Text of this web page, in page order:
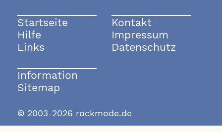
Startseite
Hilfe
Links
Kontakt
Impressum
Datenschutz
Information
Sitemap
© 2003-2026 rockmode.de